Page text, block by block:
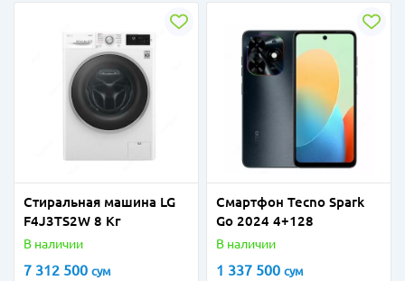
Стиральная машина LG
F4J3TS2W 8 Кг
В наличии
7 312 500 сум
Смартфон Tecno Spark
Go 2024 4+128
В наличии
1 337 500 сум